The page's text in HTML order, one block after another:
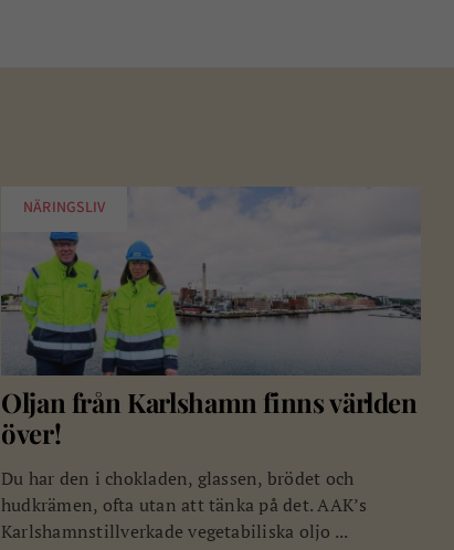
NÄRINGSLIV
Oljan från Karlshamn finns världen
över!
Du har den i chokladen, glassen, brödet och
hudkrämen, ofta utan att tänka på det. AAK’s
Karlshamnstillverkade vegetabiliska oljo ...